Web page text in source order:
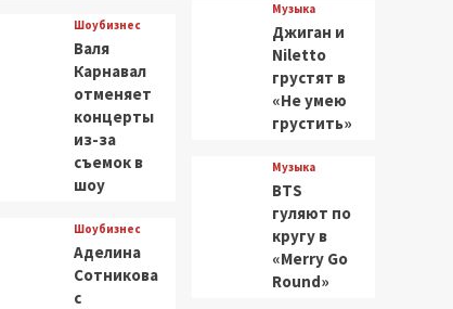
Шоубизнес
Валя
Карнавал
отменяет
концерты
из-за
съемок в
шоу
Шоубизнес
Аделина
Сотникова
с
Музыка
Джиган и
Niletto
грустят в
«Не умею
грустить»
Музыка
BTS
гуляют по
кругу в
«Merry Go
Round»